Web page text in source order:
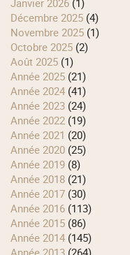
janvier 2026 (1)
décembre 2025 (4)
novembre 2025 (1)
octobre 2025 (2)
août 2025 (1)
année 2025 (21)
année 2024 (41)
année 2023 (24)
année 2022 (19)
année 2021 (20)
année 2020 (25)
année 2019 (8)
année 2018 (21)
année 2017 (30)
année 2016 (113)
année 2015 (86)
année 2014 (145)